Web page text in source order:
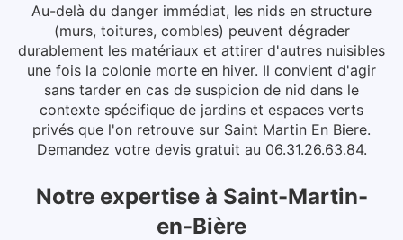
Au-delà du danger immédiat, les nids en structure
(murs, toitures, combles) peuvent dégrader
durablement les matériaux et attirer d'autres nuisibles
une fois la colonie morte en hiver. Il convient d'agir
sans tarder en cas de suspicion de nid dans le
contexte spécifique de jardins et espaces verts
privés que l'on retrouve sur Saint Martin En Biere.
Demandez votre devis gratuit au 06.31.26.63.84.
Notre expertise à Saint-Martin-
en-Bière